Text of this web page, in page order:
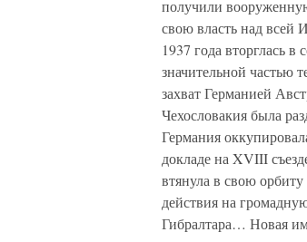
получили
свою власть над
1937 года вторглась
значительной частью
захват Германией
Чехословакия была
Германия
докладе на XVIII
втянула в свою
действия на
Гибралтара… Новая